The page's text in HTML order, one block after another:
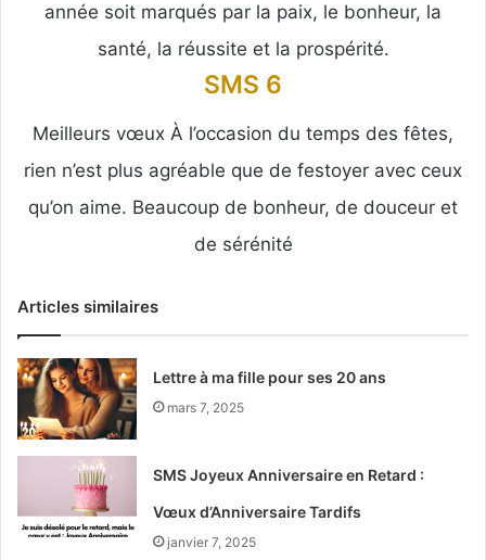
année soit marqués par la paix, le bonheur, la
santé, la réussite et la prospérité.
SMS 6
Meilleurs vœux À l’occasion du temps des fêtes,
rien n’est plus agréable que de festoyer avec ceux
qu’on aime. Beaucoup de bonheur, de douceur et
de sérénité
Articles similaires
Lettre à ma fille pour ses 20 ans
mars 7, 2025
SMS Joyeux Anniversaire en Retard :
Vœux d’Anniversaire Tardifs
janvier 7, 2025